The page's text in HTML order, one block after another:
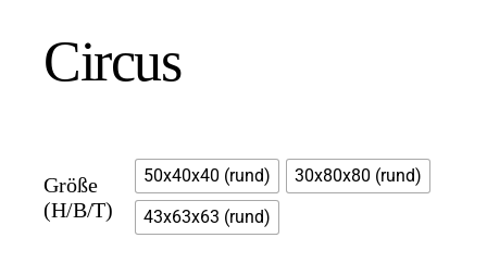
Circus
Größe
(H/B/T)
50x40x40 (rund)
30x80x80 (rund)
43x63x63 (rund)